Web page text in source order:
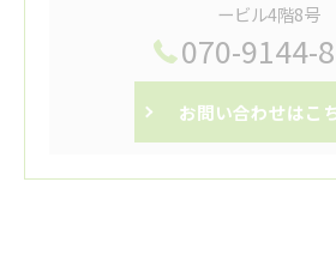
ービル4階8号
070-9144-
お問い合わせはこ